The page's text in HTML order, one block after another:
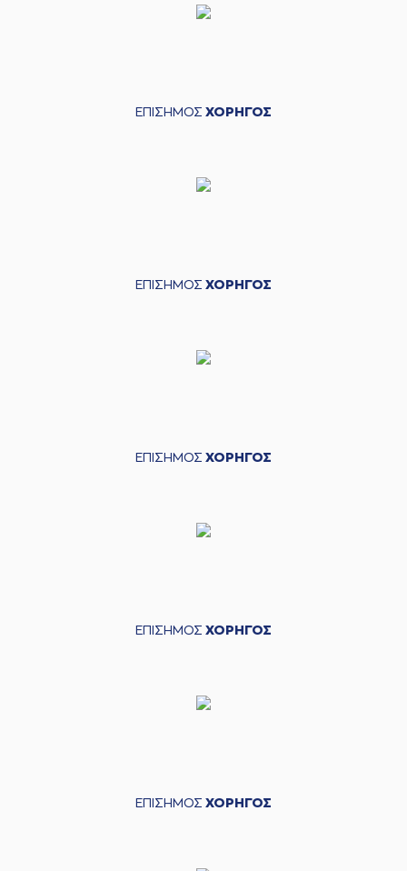
ΕΠΙΣΗΜΟΣ ΧΟΡΗΓΟΣ
ΕΠΙΣΗΜΟΣ ΧΟΡΗΓΟΣ
ΕΠΙΣΗΜΟΣ ΧΟΡΗΓΟΣ
ΕΠΙΣΗΜΟΣ ΧΟΡΗΓΟΣ
ΕΠΙΣΗΜΟΣ ΧΟΡΗΓΟΣ